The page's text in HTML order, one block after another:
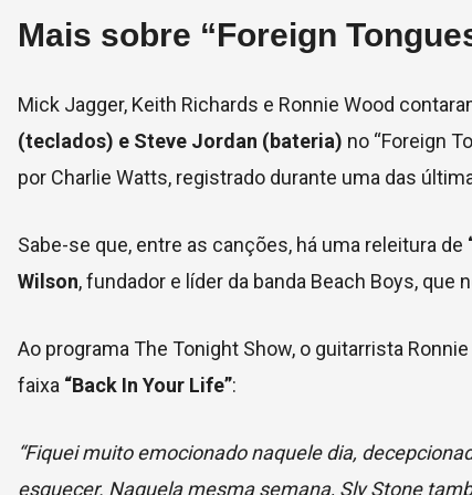
Mais sobre “Foreign
Mick Jagger, Keith Richards e Ronnie Wood
(teclados) e Steve Jordan (bateria) no “Foreign
por Charlie Watts, registrado durante uma das
Sabe-se que, entre as canções, há uma releitura de
Wilson, fundador e líder da banda Beach Boys, que
Ao programa The Tonight Show, o guitarrista
faixa “Back In Your Life”:
“Fiquei muito emocionado naquele dia,
esquecer. Naquela mesma semana, Sly Stone